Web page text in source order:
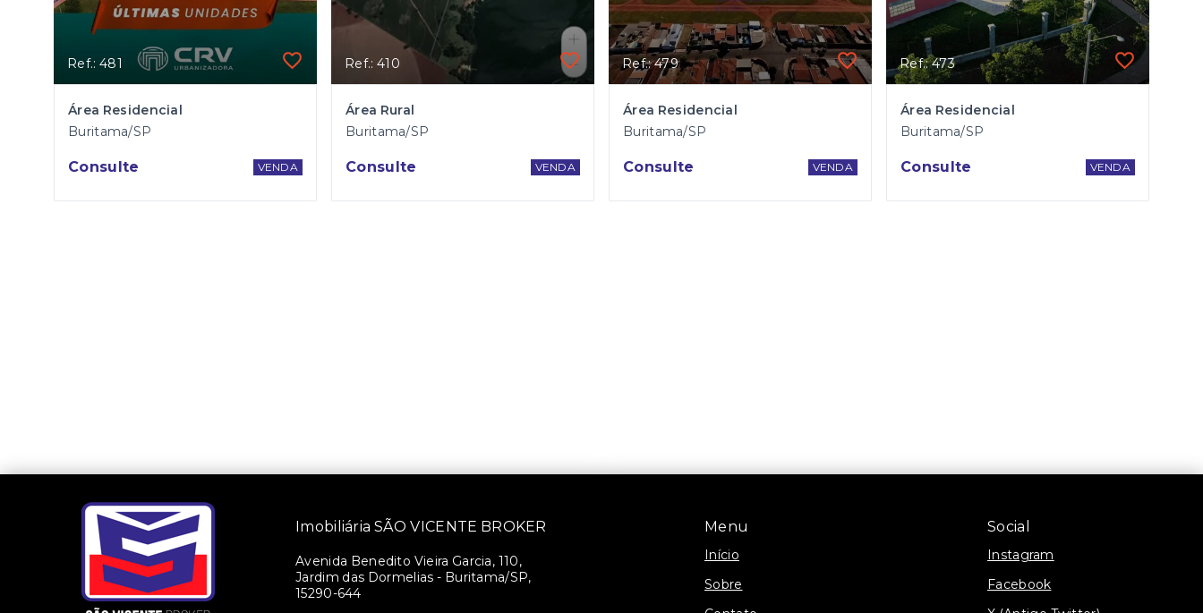
Ref.: 481
Área Residencial
Buritama/SP
Consulte VENDA
Ref.: 410
Área Rural
Buritama/SP
Consulte VENDA
Ref.: 479
Área Residencial
Buritama/SP
Consulte VENDA
Ref.: 473
Área Residencial
Buritama/SP
Consulte VENDA
Menu
Início
Sobre
Social
Instagram
Facebook
Imobiliária SÃO VICENTE BROKER
Avenida Benedito Vieira Garcia, 110,
Jardim das Dormelias - Buritama/SP,
15290-644